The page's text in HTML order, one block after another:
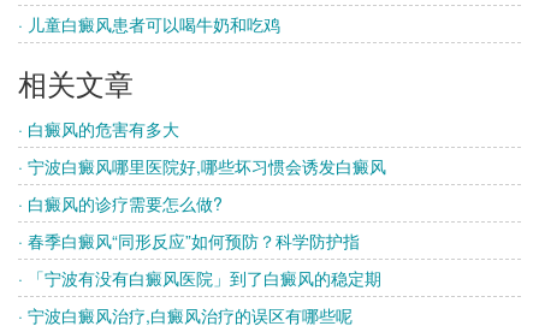
· 儿童白癜风患者可以喝牛奶和吃鸡
相关文章
· 白癜风的危害有多大
· 宁波白癜风哪里医院好,哪些坏习惯会诱发白癜风
· 白癜风的诊疗需要怎么做?
· 春季白癜风“同形反应”如何预防？科学防护指
· 「宁波有没有白癜风医院」到了白癜风的稳定期
· 宁波白癜风治疗,白癜风治疗的误区有哪些呢